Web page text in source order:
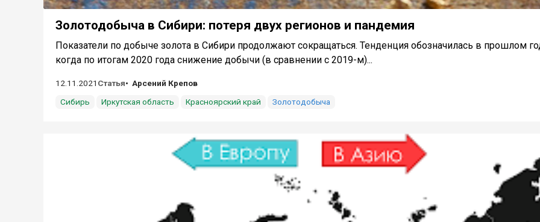
Золотодобыча в Сибири: потеря двух регионов и пандемия
Показатели по добыче золота в Сибири продолжают сокращаться. Тенденция обозначилась в прошлом
когда по итогам 2020 года снижение добычи (в сравнении с 2019-м)...
12.11.2021 Статья
Арсений Крепов
Сибирь
Иркутская область Красноярский край Золотодобыча